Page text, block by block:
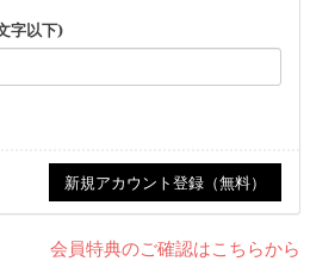
字以下)
会員特典のご確認はこちらから